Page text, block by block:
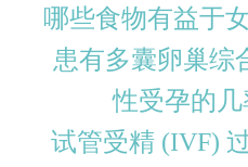
哪些食物有益于
患有多囊卵巢综
性受孕的几
试管受精 (IVF)